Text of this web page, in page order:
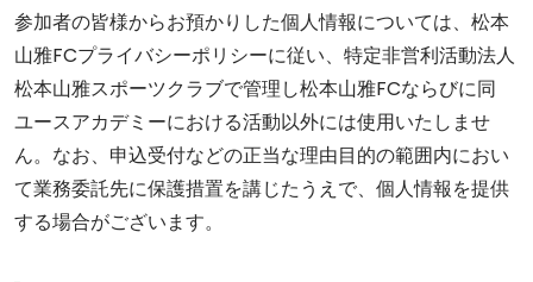
参加者の皆様からお預かりした個人情報については、松本
山雅FCプライバシーポリシーに従い、特定非営利活動法人
松本山雅スポーツクラブで管理し松本山雅FCならびに同
ユースアカデミーにおける活動以外には使用いたしませ
ん。なお、申込受付などの正当な理由目的の範囲内におい
て業務委託先に保護措置を講じたうえで、個人情報を提供
する場合がございます。